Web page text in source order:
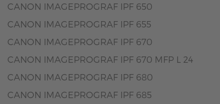
CANON IMAGEPROGRAF IPF 650
CANON IMAGEPROGRAF IPF 655
CANON IMAGEPROGRAF IPF 670
CANON IMAGEPROGRAF IPF 670 MFP L 24
CANON IMAGEPROGRAF IPF 680
CANON IMAGEPROGRAF IPF 685